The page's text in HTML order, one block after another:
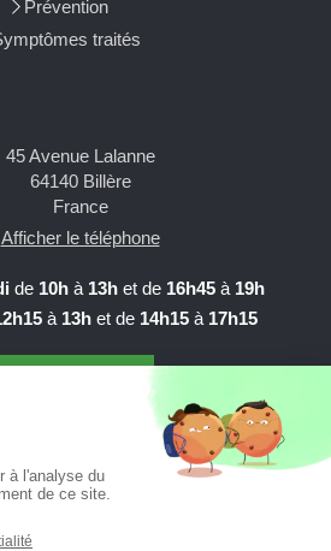
Prévention
traités
45 Avenue Lalanne
64140 Billère
France
Afficher le téléphone
de 10hà 13het de 16h45à 19h
à 13h et de 14h15 à 17h15
site par Simplébo